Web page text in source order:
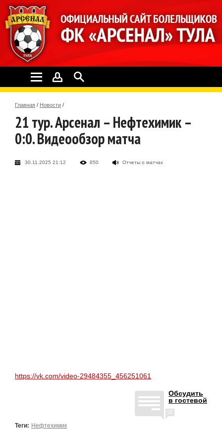
Главная / Новости /
21 тур. Арсенал – Нефтехимик –
0:0. Видеообзор матча
30.11.2025 21:12 850 Отчеты о матчах
https://vk.com/video-29484355_456251061
Обсудить
в гостевой
Теги: Нефтехимик